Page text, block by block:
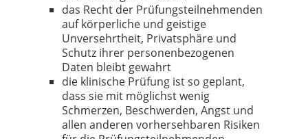
das Recht der Prüfungsteilnehmenden
auf körperliche und geistige
Unversehrtheit, Privatsphäre und
Schutz ihrer personenbezogenen
Daten bleibt gewahrt
die klinische Prüfung ist so geplant,
dass sie mit möglichst wenig
Schmerzen, Beschwerden, Angst und
allen anderen vorhersehbaren Risiken